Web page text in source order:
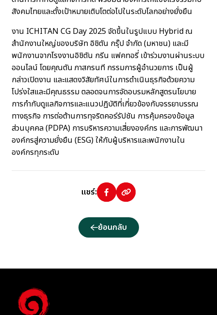
สังคมไทยและตั้งเป้าหมายเติบโตต่อไปในระดับโลกอย่างยั่งยืน
งาน ICHITAN CG Day 2025 จัดขึ้นในรูปแบบ Hybrid ณ
สำนักงานใหญ่ของบริษัท อิชิตัน กรุ๊ป จำกัด (มหาชน) และมี
พนักงานจากโรงงานอิชิตัน กรีน แฟคทอรี่ เข้าร่วมงานผ่านระบบ
ออนไลน์ โดยคุณตัน ภาสกรนที กรรมการผู้อำนวยการ เป็นผู้
กล่าวเปิดงาน และแสดงวิสัยทัศน์ในการดำเนินธุรกิจด้วยความ
โปร่งใสและมีคุณธรรม ตลอดจนการจัดอบรมหลักสูตรนโยบาย
การกำกับดูแลกิจการและแนวปฏิบัติที่เกี่ยวข้องกับจรรยาบรรณ
ทางธุรกิจ การต่อต้านการทุจริตคอร์รัปชัน การคุ้มครองข้อมูล
ส่วนบุคคล (PDPA) การบริหารความเสี่ยงองค์กร และการพัฒนา
องค์กรสู่ความยั่งยืน (ESG) ให้กับผู้บริหารและพนักงานใน
องค์กรทุกระดับ
แชร์:
ย้อนกลับ